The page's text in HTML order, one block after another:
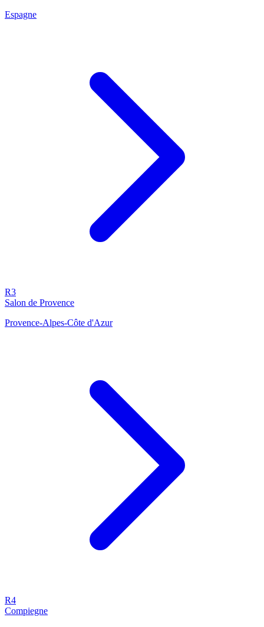
Espagne
R3
Salon de Provence
Provence-Alpes-Côte d'Azur
R4
Compiegne